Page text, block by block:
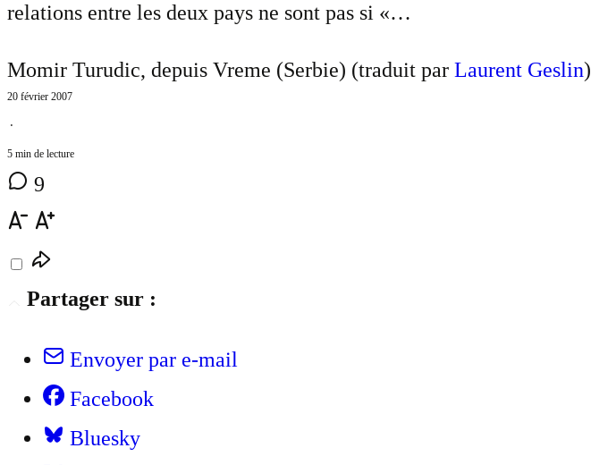
relations entre les deux pays ne sont pas si «…
Momir Turudic, depuis Vreme (Serbie) (traduit par Laurent Geslin)
20 février 2007
⋅
5 min de lecture
9
Partager sur :
Envoyer par e-mail
Facebook
Bluesky